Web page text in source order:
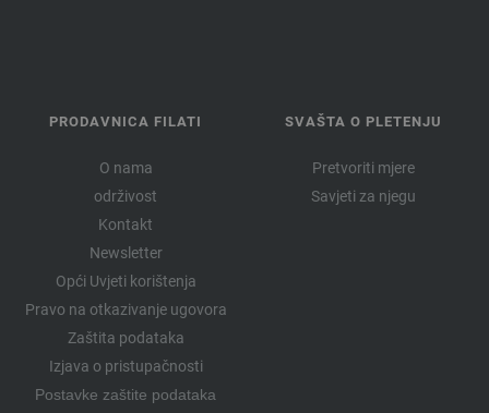
PRODAVNICA FILATI
O nama
održivost
Kontakt
Newsletter
Opći Uvjeti korištenja
Pravo na otkazivanje ugovora
Zaštita podataka
Izjava o pristupačnosti
Postavke zaštite podataka
SVAŠTA O PLETENJU
Pretvoriti mjere
Savjeti za njegu